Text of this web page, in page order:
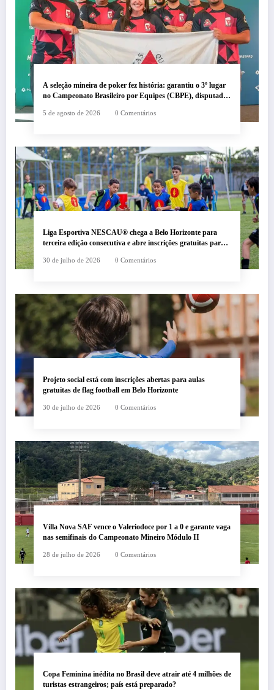
A seleção mineira de poker fez história: garantiu o 3º lugar
no Campeonato Brasileiro por Equipes (CBPE), disputado
5 de agosto de 2026 0 Comentários
Liga Esportiva NESCAU® chega a Belo Horizonte para
terceira edição consecutiva e abre inscrições gratuitas para
30 de julho de 2026 0 Comentários
Projeto social está com inscrições abertas para aulas
gratuitas de flag football em Belo Horizonte
30 de julho de 2026 0 Comentários
Villa Nova SAF vence o Valeriodoce por 1 a 0 e garante vaga
nas semifinais do Campeonato Mineiro Módulo II
28 de julho de 2026 0 Comentários
Copa Feminina inédita no Brasil deve atrair até 4 milhões de
turistas estrangeiros; país está preparado?